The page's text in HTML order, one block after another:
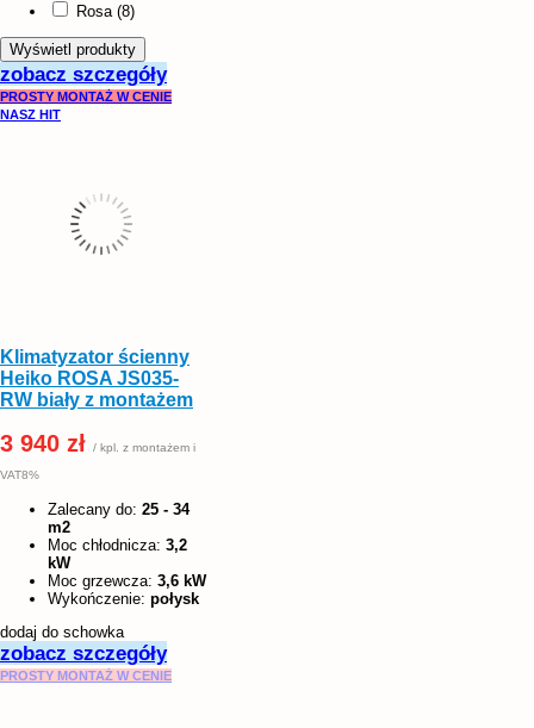
Rosa (8)
zobacz szczegóły
PROSTY MONTAŻ W CENIE
NASZ HIT
Klimatyzator ścienny
Heiko ROSA JS035-
RW biały z montażem
3 940 zł / kpl. z montażem i
VAT8%
Zalecany do: 25 - 34
m2
Moc chłodnicza: 3,2
kW
Moc grzewcza: 3,6 kW
Wykończenie: połysk
dodaj do schowka
zobacz szczegóły
PROSTY MONTAŻ W CENIE